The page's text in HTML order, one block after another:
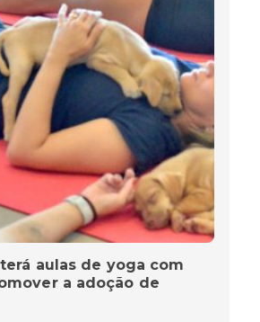
aulas de yoga com
a adoção de